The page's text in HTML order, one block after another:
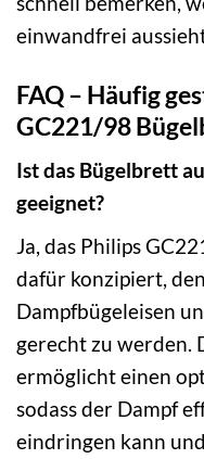
einwandfrei
FAQ – Häufig
GC221/98
Ist das Bügelbrett
geeignet?
Ja, das Philips
dafür konzipiert,
Dampfbügeleisen
gerecht zu werden.
ermöglicht einen
sodass der Dampf
eindringen kann